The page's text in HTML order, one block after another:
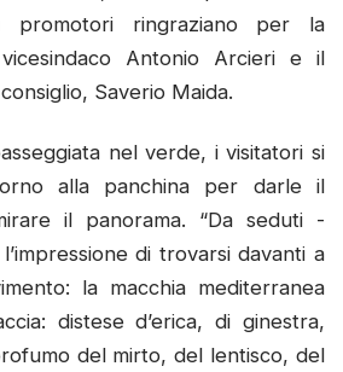
promotori ringraziano per la
Antonio Arcieri e il
Saverio Maida.
nel verde, i visitatori si
alla panchina per darle il
il panorama. “Da seduti -
di trovarsi davanti a
la macchia mediterranea
distese d’erica, di ginestra,
del mirto, del lentisco, del